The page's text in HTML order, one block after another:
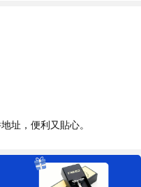
址，便利又貼心。